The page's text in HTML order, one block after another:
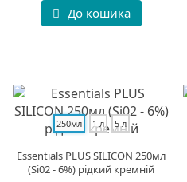
До кошика
250мл 1 л 5 л
Essentials PLUS SILICON 250мл
(Si02 - 6%) рідкий кремній